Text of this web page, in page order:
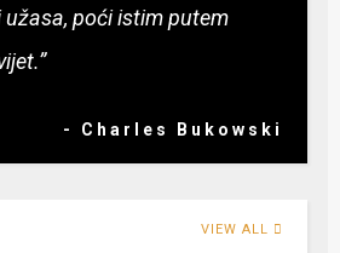
užasa, poći istim putem
- Charles Bukowski
VIEW ALL